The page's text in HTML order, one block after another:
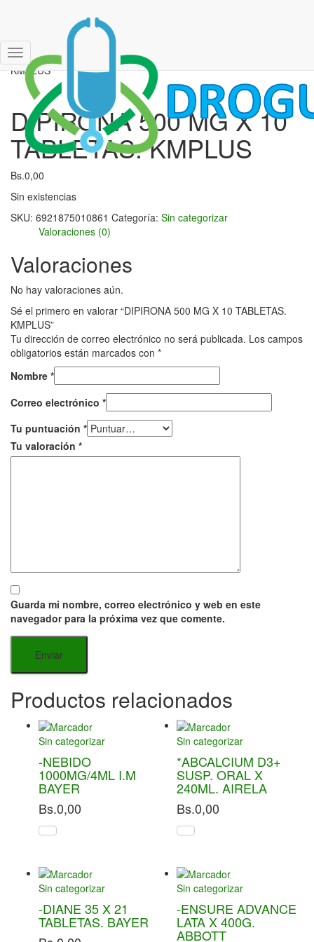
Cambiar
modo
navegación
Inicio/Sin categorizar
/ DIPIRONA 500 MG X 10 TABLETAS.
KMPLUS
DIPIRONA 500 MG X 10
TABLETAS. KMPLUS
Bs.0,00
Sin existencias
SKU: 6921875010861 Categoría: Sin categorizar
Valoraciones (0)
Valoraciones
No hay valoraciones aún.
Sé el primero en valorar “DIPIRONA 500 MG X 10 TABLETAS.
KMPLUS”
Tu dirección de correo electrónico no será publicada. Los campos
obligatorios están marcados con *
Nombre *
Correo electrónico *
Tu puntuación *
Tu valoración *
Guarda mi nombre, correo electrónico y web en este
navegador para la próxima vez que comente.
Productos relacionados
Sin categorizar
-NEBIDO
1000MG/4ML I.M
BAYER
Bs.0,00
Sin categorizar
*ABCALCIUM D3+
SUSP. ORAL X
240ML. AIRELA
Bs.0,00
Sin categorizar
-DIANE 35 X 21
TABLETAS. BAYER
Sin categorizar
-ENSURE ADVANCE
LATA X 400G.
ABBOTT